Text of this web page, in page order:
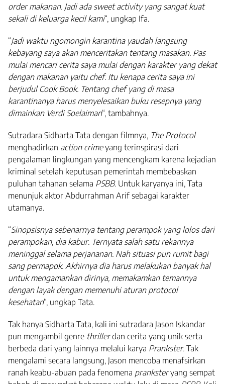
order makanan. Jadi ada sweet activity yang sangat kuat
sekali di keluarga kecil kami“, ungkap Ifa.
“Jadi waktu ngomongin karantina yaudah langsung
kebayang saya akan menceritakan tentang masakan. Pas
mulai mencari cerita saya mulai dengan karakter yang dekat
dengan makanan yaitu chef. Itu kenapa cerita saya ini
berjudul Cook Book. Tentang chef yang di masa
karantinanya harus menyelesaikan buku resepnya yang
dimainkan Verdi Soelaiman“, tambahnya.
Sutradara Sidharta Tata dengan filmnya, The Protocol
menghadirkan action crimeyang terinspirasi dari
pengalaman lingkungan yang mencengkam karena kejadian
kriminal setelah keputusan pemerintah membebaskan
puluhan tahanan selama PSBB. Untuk karyanya ini, Tata
menunjuk aktor Abdurrahman Arif sebagai karakter
utamanya.
“Sinopsisnya sebenarnya tentang perampok yang lolos dari
perampokan, dia kabur. Ternyata salah satu rekannya
meninggal selama perjananan. Nah situasi pun rumit bagi
sang permapok. Akhirnya dia harus melakukan banyak hal
untuk mengamankan dirinya, memakamkan temannya
dengan layak dengan memenuhi aturan protocol
kesehatan“, ungkap Tata.
Tak hanya Sidharta Tata, kali ini sutradara Jason Iskandar
pun mengambil genre thrillerdan cerita yang unik serta
berbeda dari yang lainnya melalui karya Prankster. Tak
mengalami secara langsung, Jason mencoba menafsirkan
ranah keabu-abuan pada fenomena pranksteryang sempat